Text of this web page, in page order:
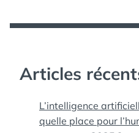
Articles
L’intelligence
quelle place pour